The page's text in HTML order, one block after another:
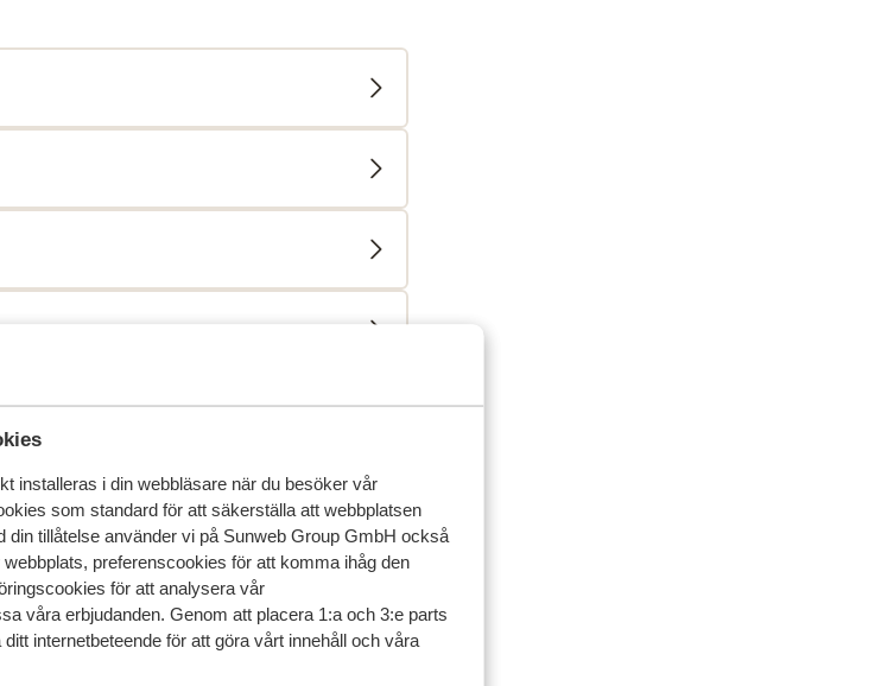
installeras i din webbläsare när du besöker vår
som standard för att säkerställa att webbplatsen
din tillåtelse använder vi på Sunweb Group GmbH också
preferenscookies för att komma ihåg den
för att analysera vår
våra erbjudanden. Genom att placera 1:a och 3:e parts
internetbeteende för att göra vårt innehåll och våra
av vår produkt.
Mest bokad av familj
20 dec. 2025
heeft wat kleine gebreken maar bij het
naderhand kregen we het verwijt dat
ons verblijf hadden moeten melden
plekke opgelost kon worden. Met een
heeft wat kleine gebreken maar bij het
naderhand kregen we het verwijt dat
ons verblijf hadden moeten melden
plekke opgelost kon worden. Met een